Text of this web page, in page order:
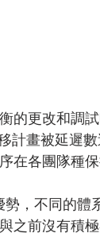
的更改和調
計畫被延遲
在各團隊種保
勢，不同的體
之前沒有積